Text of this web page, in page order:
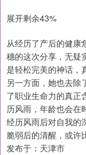
展开剩余43%
从经历了产后的健康
穗的这次分享，无疑
是轻松完美的神话，
另一方面，她也去除
了职业生命力的真正
历风雨，年龄也会在
经历风雨后对自我的
脆弱后的清醒，或许
发布于：天津市